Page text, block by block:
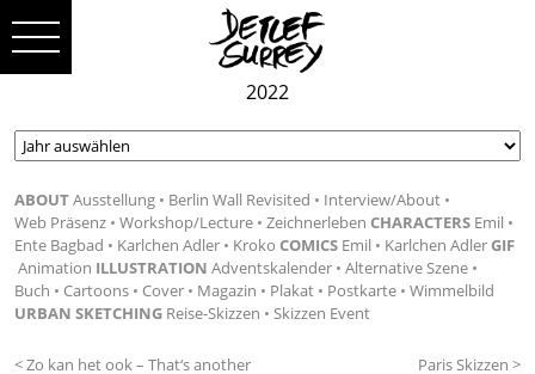
2022
ABOUTAusstellung Berlin Wall Revisited
Interview/About
Web Präsenz
Workshop/Lecture Zeichnerleben CHARACTERS Emil
Ente Bagbad
Karlchen Adler Kroko COMICS Emil Karlchen AdlerGIF
Animation ILLUSTRATION Adventskalender
Alternative Szene
Buch
Cartoons Cover Magazin Plakat Postkarte
Wimmelbild
URBAN SKETCHING Reise-Skizzen Skizzen Event
< Zo kan het ook – That‘s another
Paris Skizzen >